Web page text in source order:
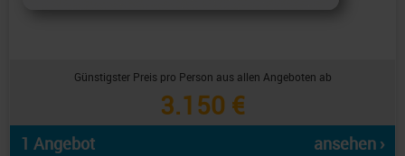
Günstigster Preis pro Person aus allen Angeboten ab
3.150 €
1 Angebot ansehen ›